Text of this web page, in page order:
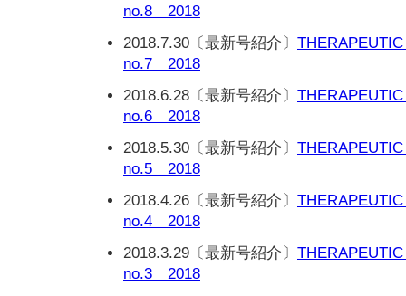
no.8 2018
2018.7.30〔最新号紹介〕
no.7 2018
2018.6.28〔最新号紹介〕
no.6 2018
2018.5.30〔最新号紹介〕
no.5 2018
2018.4.26〔最新号紹介〕
no.4 2018
2018.3.29〔最新号紹介〕
no.3 2018